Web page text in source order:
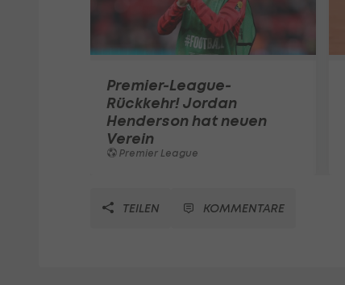
Premier-League-
Rückkehr! Jordan
Henderson hat neuen
Verein
Premier League
TEILEN KOMMENTARE